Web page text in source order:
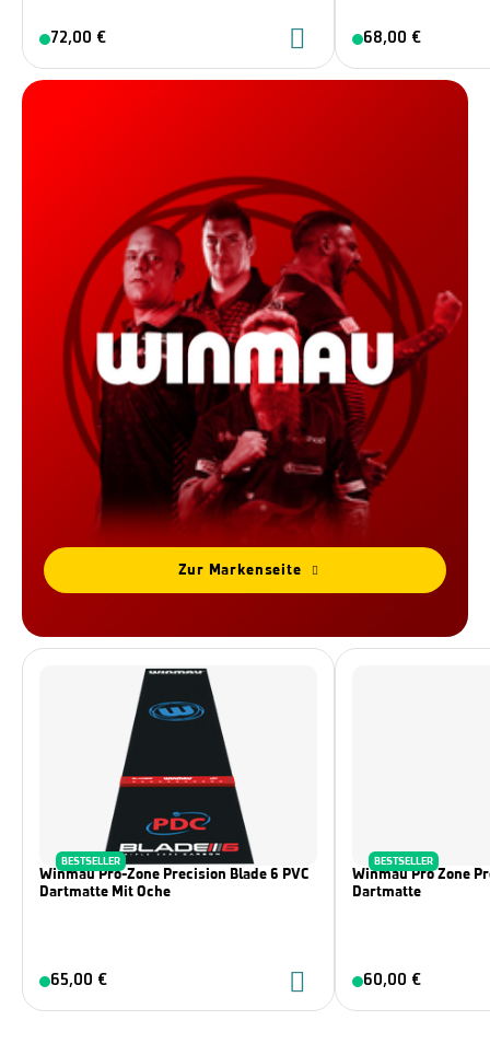
72,00 € 68,00 €
Zur Markenseite
BESTSELLER
Winmau Pro-Zone Precision Blade 6 PVC
Dartmatte Mit Oche
65,00 €
BESTSELLER
Winmau Pro Zone
Dartmatte
60,00 €